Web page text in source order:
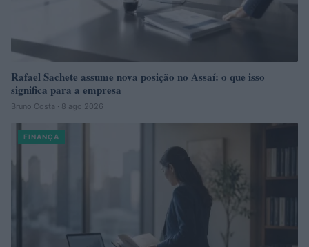
Rafael Sachete assume nova posição no Assaí: o que isso
significa para a empresa
Bruno Costa · 8 ago 2026
FINANÇA